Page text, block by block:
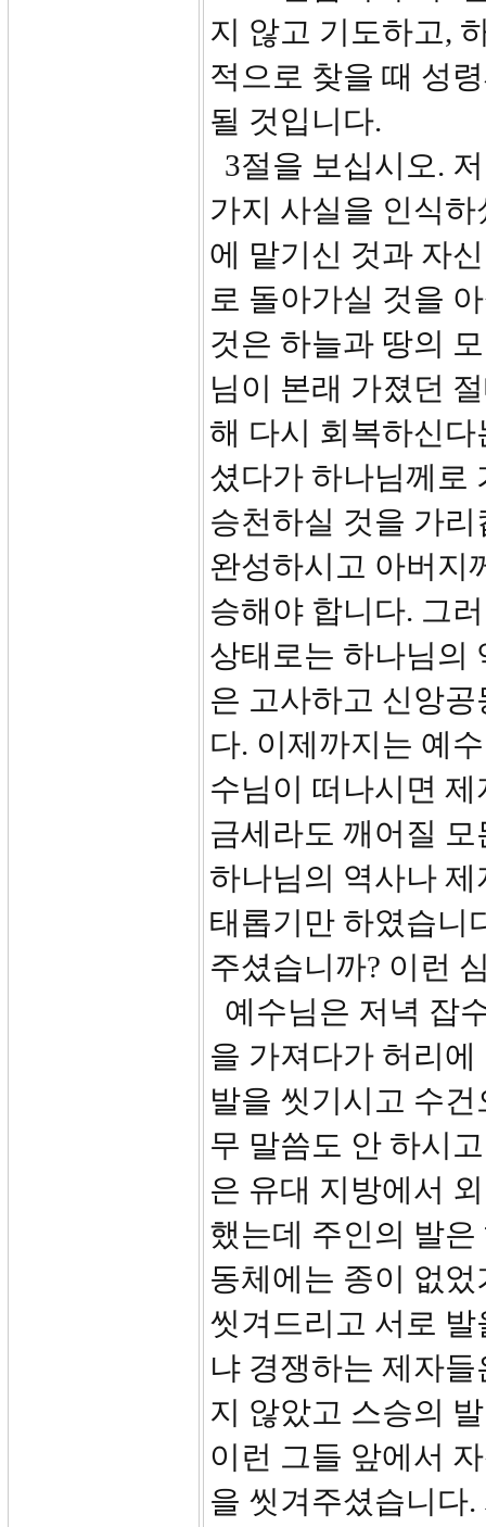
지 않고 기도하고,
적으로 찾을 때 성
될 것입니다.
3절을 보십시오.
가지 사실을 인식
에 맡기신 것과 자
로 돌아가실 것을
것은 하늘과 땅의
님이 본래 가졌던
해 다시 회복하신
셨다가 하나님께로
승천하실 것을 가
완성하시고 아버지
승해야 합니다. 그
상태로는 하나님의
은 고사하고 신앙
다. 이제까지는 예
수님이 떠나시면
금세라도 깨어질
하나님의 역사나
태롭기만 하였습니
주셨습니까? 이런
예수님은 저녁 잡
을 가져다가 허리
발을 씻기시고 수
무 말씀도 안 하시
은 유대 지방에서
했는데 주인의 발
동체에는 종이 없
씻겨드리고 서로
냐 경쟁하는 제자
지 않았고 스승의
이런 그들 앞에서
을 씻겨주셨습니다